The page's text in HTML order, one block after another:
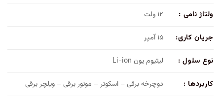
ولتاژ نامی : ۱۲ ولت
جریان کاری: ۱۵ آمپر
نوع سلول : لیتیوم یون Li-ion
کاربردها : دوچرخه برقی – اسکوتر – موتور برقی – ویلچر برقی